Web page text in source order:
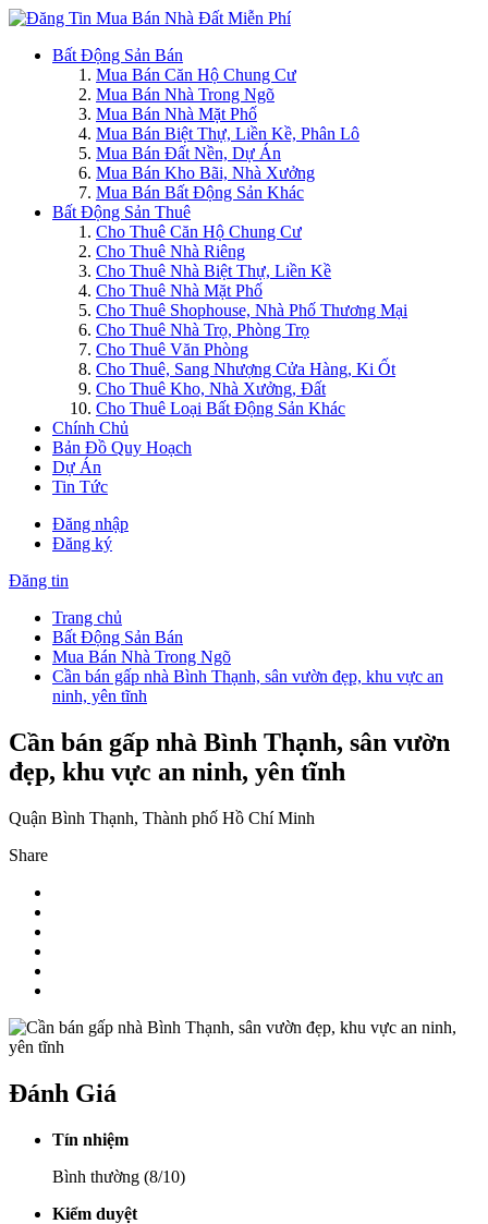
Bất Động Sản Bán
Mua Bán Căn Hộ Chung Cư
Mua Bán Nhà Trong Ngõ
Mua Bán Nhà Mặt Phố
Mua Bán Biệt Thự, Liền Kề, Phân Lô
Mua Bán Đất Nền, Dự Án
Mua Bán Kho Bãi, Nhà Xưởng
Mua Bán Bất Động Sản Khác
Bất Động Sản Thuê
Cho Thuê Căn Hộ Chung Cư
Cho Thuê Nhà Riêng
Cho Thuê Nhà Biệt Thự, Liền Kề
Cho Thuê Nhà Mặt Phố
Cho Thuê Shophouse, Nhà Phố Thương Mại
Cho Thuê Nhà Trọ, Phòng Trọ
Cho Thuê Văn Phòng
Cho Thuê, Sang Nhượng Cửa Hàng, Ki Ốt
Cho Thuê Kho, Nhà Xưởng, Đất
Cho Thuê Loại Bất Động Sản Khác
Chính Chủ
Bản Đồ Quy Hoạch
Dự Án
Tin Tức
Đăng nhập
Đăng ký
Đăng tin
Trang chủ
Bất Động Sản Bán
Mua Bán Nhà Trong Ngõ
Cần bán gấp nhà Bình Thạnh, sân vườn đẹp, khu vực an
ninh, yên tĩnh
Cần bán gấp nhà Bình Thạnh, sân vườn
đẹp, khu vực an ninh, yên tĩnh
Quận Bình Thạnh, Thành phố Hồ Chí Minh
Share
Đánh Giá
Tín nhiệm
Bình thường (8/10)
Kiểm duyệt